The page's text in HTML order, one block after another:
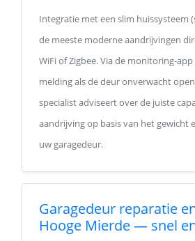
Integratie met een slim huissysteem
de meeste moderne aandrijvingen
WiFi of Zigbee. Via de monitoring-
melding als de deur onverwacht
specialist adviseert over de juiste
aandrijving op basis van het gewicht
uw garagedeur.
Garagedeur reparatie
Hooge Mierde — snel